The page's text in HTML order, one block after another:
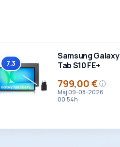
Global
7.3
Samsung Galaxy
Tab S10 FE+
Prix
799,00 €ⓘ
Màj 09-08-2026
00:54h